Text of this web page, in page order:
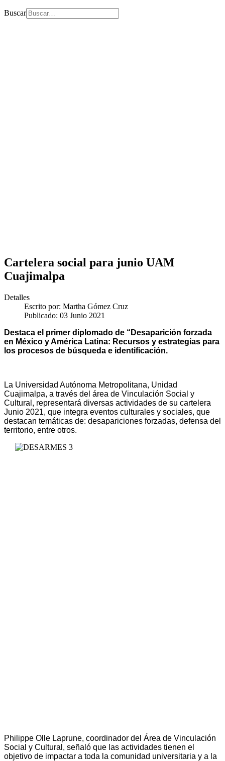
Buscar
Cartelera social para junio UAM
Cuajimalpa
Detalles
Escrito por: Martha Gómez Cruz
Publicado: 03 Junio 2021
Destaca el primer diplomado de “Desaparición forzada
en México y América Latina: Recursos y estrategias para
los procesos de búsqueda e identificación.
La Universidad Autónoma Metropolitana, Unidad
Cuajimalpa, a través del área de Vinculación Social y
Cultural, representará diversas actividades de su cartelera
Junio 2021, que integra eventos culturales y sociales, que
destacan temáticas de: desapariciones forzadas, defensa del
territorio, entre otros.
Philippe Olle Laprune, coordinador del Área de Vinculación
Social y Cultural, señaló que las actividades tienen el
objetivo de impactar a toda la comunidad universitaria y a la